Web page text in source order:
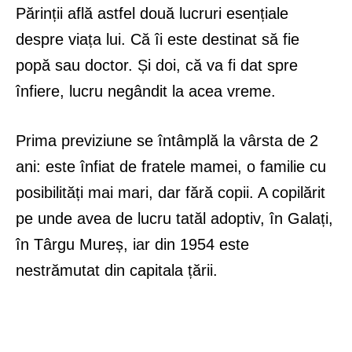
Părinții află astfel două lucruri esențiale
despre viața lui. Că îi este destinat să fie
popă sau doctor. Și doi, că va fi dat spre
înfiere, lucru negândit la acea vreme.
Prima previziune se întâmplă la vârsta de 2
ani: este înfiat de fratele mamei, o familie cu
posibilități mai mari, dar fără copii. A copilărit
pe unde avea de lucru tatăl adoptiv, în Galați,
în Târgu Mureș, iar din 1954 este
nestrămutat din capitala țării.